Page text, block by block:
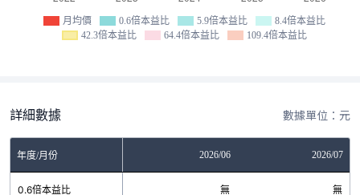
月均價 0.6倍本益比 5.9倍本益比
8.4倍本益比
42.3倍本益比
64.4倍本益比 109.4倍本益比
詳細數據 數據單位：元
年度/月份 2026/06 2026/07
0.6倍本益比 無 無